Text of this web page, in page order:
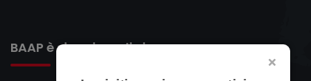
BAAP è sinonimo di sicurezza